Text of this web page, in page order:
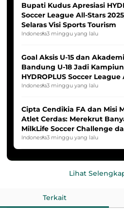
Bupati Kudus Apresiasi
Soccer League All-Stars
Selaras Visi Sports Tourism
Indonesia3 minggu yang lalu
Goal Aksis U-15 dan
Bandung U-18 Jadi Kampiun
HYDROPLUS Soccer League
2025/2026
Indonesia3 minggu yang lalu
Cipta Cendikia FA dan Misi
Atlet Cerdas: Merekrut
MilkLife Soccer Challenge
HYDROPLUS Soccer League
Indonesia3 minggu yang lalu
Lihat
Terkait